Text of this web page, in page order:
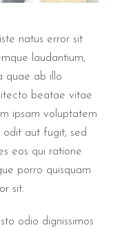
natus error sit
laudantium,
quae ab illo
beatae vitae
ipsam voluptatem
odit aut fugit, sed
eos qui ratione
porro quisquam
sit.
odio dignissimos